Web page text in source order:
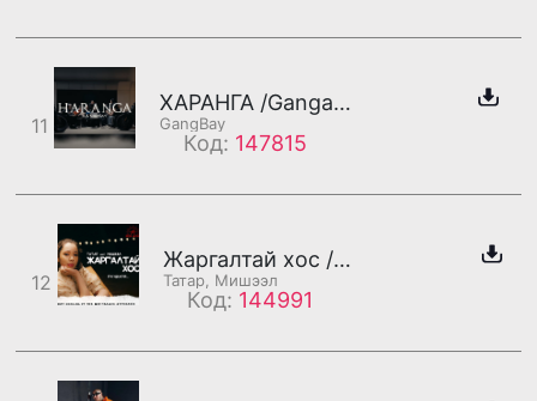
11
ХАРАНГА /Gangaa хэсэг/
GangBay
Код: 147815
12
Жаргалтай хос /Мишээл/
Татар, Мишээл
Код: 144991